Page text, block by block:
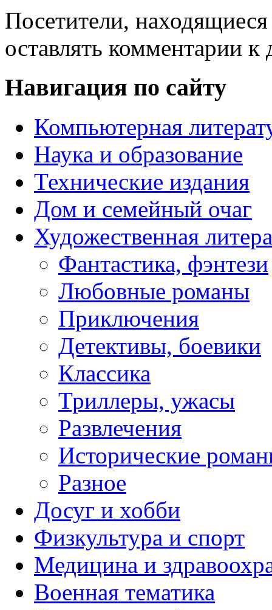
Посетители,
оставлять комментарии к
Навигация по сайту
Компьютерная
Наука и образование
Технические издания
Дом и семейный очаг
Художественная
Фантастика, фэнтези
Любовные романы
Приключения
Детективы, боевики
Классика
Триллеры, ужасы
Развлечения
Исторические
Разное
Досуг и хобби
Физкультура и спорт
Медицина и
Военная тематика